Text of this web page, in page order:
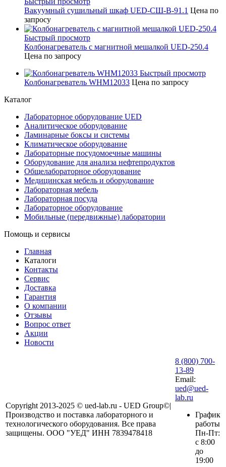
Вакуумный сушильный шкаф UED-СШ-В-91.1 Цена по
запросу
Быстрый просмотр
Колбонагреватель с магнитной мешалкой UED-250.4
Цена по запросу
Быстрый просмотр
Колбонагреватель WHM12033 Цена по запросу
Каталог
Лабораторное оборудование UED
Аналитическое оборудование
Ламинарные боксы и системы
Климатическое оборудование
Лабораторные посудомоечные машины
Оборудование для анализа нефтепродуктов
Общелабораторное оборудование
Медицинская мебель и оборудование
Лабораторная мебель
Лабораторная посуда
Лабораторное оборудование
Мобильные (передвижные) лаборатории
Помощь и сервисы
Главная
Каталоги
Контакты
Сервис
Доставка
Гарантия
О компании
Отзывы
Вопрос ответ
Акции
Новости
Copyright 2013-2025 © ued-lab.ru - UED Group©|
Производство и поставка лабораторного и
технологического оборудования. Все права
защищены. ООО "УЕД" ИНН 7839478418
8 (800) 700-
13-89
Email:
ued@ued-
lab.ru
График
работы
Пн-Пт:
с 8:00
до
19:00